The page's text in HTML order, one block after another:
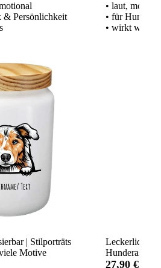
& Persönlichkeit
| Stilporträts
Motive
• laut,
• für
• wirkt wie
Leckerlidose
Hunderassen
27,90 €